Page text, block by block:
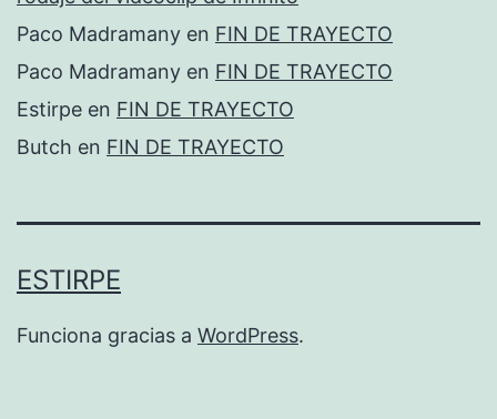
Paco Madramany en FIN DE TRAYECTO
Paco Madramany en FIN DE TRAYECTO
Estirpe en FIN DE TRAYECTO
Butch en FIN DE TRAYECTO
ESTIRPE
Funciona gracias a WordPress.